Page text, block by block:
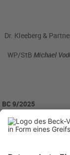
Dr. Kleeberg &
WP/StB Michael
BC 9/2025
BC20250911